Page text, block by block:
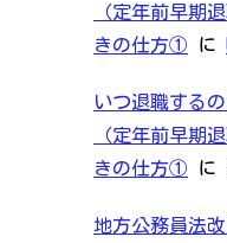
（定年前早期
きの仕方① に
いつ退職する
（定年前早期
きの仕方① に
地方公務員法